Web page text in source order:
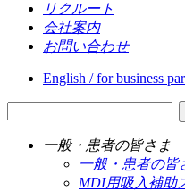
リクルート
会社案内
お問い合わせ
English / for business
一般・患者の皆さま
一般・患者の皆
MDI用吸入補助